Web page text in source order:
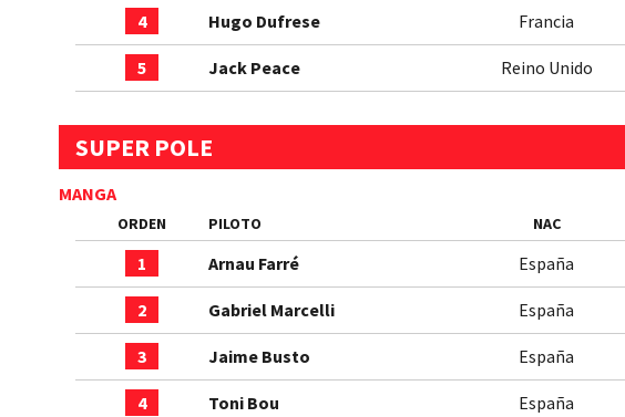
4 Hugo Dufrese Francia
5 Jack Peace Reino Unido
SUPER POLE
MANGA
ORDEN PILOTO NAC
1 Arnau Farré España
2 Gabriel Marcelli España
3 Jaime Busto España
4 Toni Bou España